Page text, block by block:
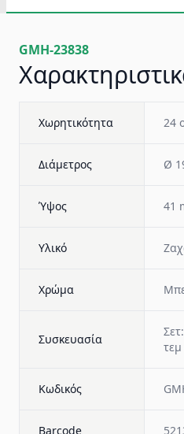
GMH-23838
Χωρητικότητα 24
Διάμετρος Ø
Ύψος 41
Υλικό
Χρώμα
Συσκευασία
Κωδικός
Barcode